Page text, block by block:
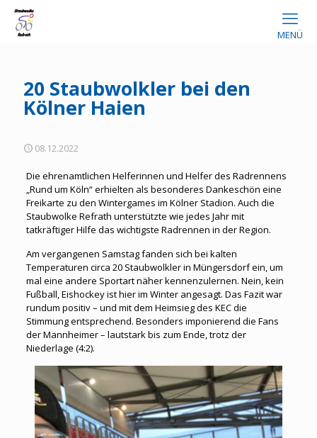
MENÜ
20 Staubwolkler bei den
Kölner Haien
08.12.2022
Die ehrenamtlichen Helferinnen und Helfer des Radrennens
„Rund um Köln“ erhielten als besonderes Dankeschön eine
Freikarte zu den Wintergames im Kölner Stadion. Auch die
Staubwolke Refrath unterstützte wie jedes Jahr mit
tatkräftiger Hilfe das wichtigste Radrennen in der Region.
Am vergangenen Samstag fanden sich bei kalten
Temperaturen circa 20 Staubwolkler in Müngersdorf ein, um
mal eine andere Sportart näher kennenzulernen. Nein, kein
Fußball, Eishockey ist hier im Winter angesagt. Das Fazit war
rundum positiv – und mit dem Heimsieg des KEC die
Stimmung entsprechend. Besonders imponierend die Fans
der Mannheimer – lautstark bis zum Ende, trotz der
Niederlage (4:2).